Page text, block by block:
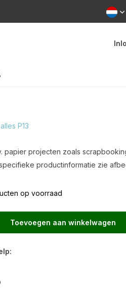
P13
papier projecten zoals
productinformatie zie
op voorraad
Toevoegen aan winkelwagen